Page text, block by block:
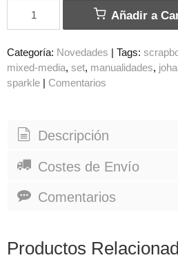
Añadir a
Categoría: Novedades | Tags:
mixed-media set manualidades
sparkle | Comentarios
Descripción
Costes de Envío
Comentarios
Productos